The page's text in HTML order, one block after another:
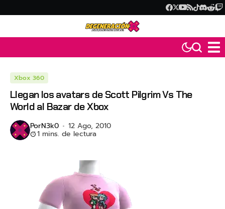
Xbox 360
Llegan los avatars de Scott Pilgrim Vs The
World al Bazar de Xbox
PorN3k0 12 Ago, 2010
1 mins. de lectura